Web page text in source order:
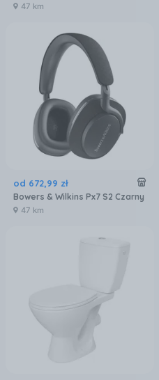
47 km
od 672,99 zł
Bowers & Wilkins Px7 S2 Czarny
47 km